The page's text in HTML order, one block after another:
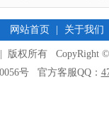
网站首页 关于我们
版权所有 CopyRight ©
号 官方客服QQ：